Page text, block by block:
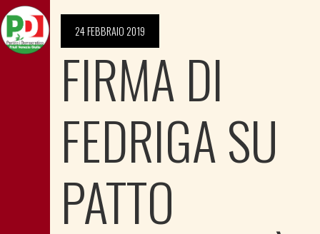
24 FEBBRAIO 2019
FIRMA DI
FEDRIGA SU
PATTO